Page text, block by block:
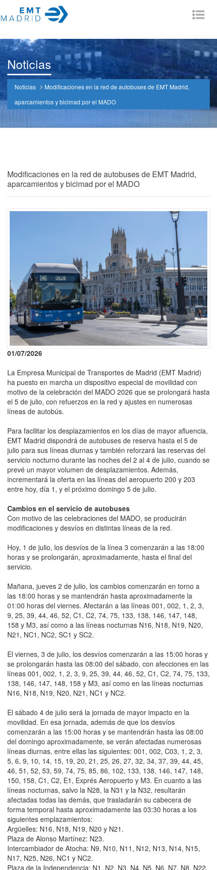
Noticias
Noticias
Modificaciones en la red de autobuses de EMT Madrid,
aparcamientos y bicimad por el MADO
Modificaciones en la red de autobuses de EMT Madrid,
aparcamientos y bicimad por el MADO
01/07/2026
La Empresa Municipal de Transportes de Madrid (EMT Madrid)
ha puesto en marcha un dispositivo especial de movilidad con
motivo de la celebración del MADO 2026 que se prolongará hasta
el 5 de julio, con refuerzos en la red y ajustes en numerosas
líneas de autobús.
Para facilitar los desplazamientos en los días de mayor afluencia,
EMT Madrid dispondrá de autobuses de reserva hasta el 5 de
julio para sus líneas diurnas y también reforzará las reservas del
servicio nocturno durante las noches del 2 al 4 de julio, cuando se
prevé un mayor volumen de desplazamientos. Además,
incrementará la oferta en las líneas del aeropuerto 200 y 203
entre hoy, día 1, y el próximo domingo 5 de julio.
Cambios en el servicio de autobuses
Con motivo de las celebraciones del MADO, se producirán
modificaciones y desvíos en distintas líneas de la red.
Hoy, 1 de julio, los desvíos de la línea 3 comenzarán a las 18:00
horas y se prolongarán, aproximadamente, hasta el final del
servicio.
Mañana, jueves 2 de julio, los cambios comenzarán en torno a
las 18:00 horas y se mantendrán hasta aproximadamente la
01:00 horas del viernes. Afectarán a las líneas 001, 002, 1, 2, 3,
9, 25, 39, 44, 46, 52, C1, C2, 74, 75, 133, 138, 146, 147, 148,
158 y M3, así como a las líneas nocturnas N16, N18, N19, N20,
N21, NC1, NC2, SC1 y SC2.
El viernes, 3 de julio, los desvíos comenzarán a las 15:00 horas y
se prolongarán hasta las 08:00 del sábado, con afecciones en las
líneas 001, 002, 1, 2, 3, 9, 25, 39, 44, 46, 52, C1, C2, 74, 75, 133,
138, 146, 147, 148, 158 y M3, así como en las líneas nocturnas
N16, N18, N19, N20, N21, NC1 y NC2.
El sábado 4 de julio será la jornada de mayor impacto en la
movilidad. En esa jornada, además de que los desvíos
comenzarán a las 15:00 horas y se mantendrán hasta las 08:00
del domingo aproximadamente, se verán afectadas numerosas
líneas diurnas, entre ellas las siguientes: 001, 002, C03, 1, 2, 3,
5, 6, 9, 10, 14, 15, 19, 20, 21, 25, 26, 27, 32, 34, 37, 39, 44, 45,
46, 51, 52, 53, 59, 74, 75, 85, 86, 102, 133, 138, 146, 147, 148,
150, 158, C1, C2, E1, Exprés Aeropuerto y M3. En cuanto a las
líneas nocturnas, salvo la N28, la N31 y la N32, resultarán
afectadas todas las demás, que trasladarán su cabecera de
forma temporal hasta aproximadamente las 03:30 horas a los
siguientes emplazamientos:
Argüelles: N16, N18, N19, N20 y N21.
Plaza de Alonso Martínez: N23.
Intercambiador de Atocha: N9, N10, N11, N12, N13, N14, N15,
N17, N25, N26, NC1 y NC2.
Plaza de la Independencia: N1, N2, N3, N4, N5, N6, N7, N8, N22,